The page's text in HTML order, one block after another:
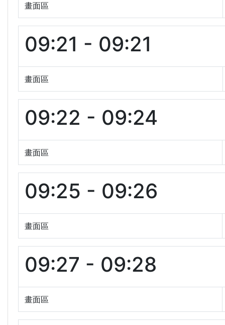
畫面區
09:21 - 09:21
畫面區
09:22 - 09:24
畫面區
09:25 - 09:26
畫面區
09:27 - 09:28
畫面區